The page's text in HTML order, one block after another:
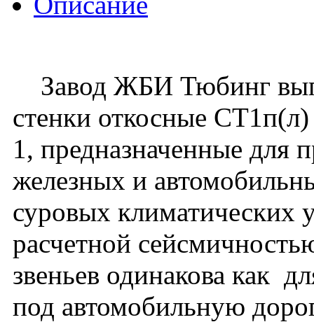
Завод ЖБИ Тюбинг
стенки откосные
1, предназначенные для
железных и
суровых климатических
расчетной
звеньев одинакова как
под автомобильную